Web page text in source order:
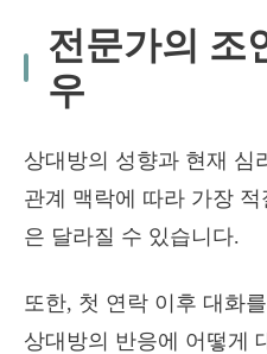
전문가의 조
우
상대방의 성향과 현재 심
관계 맥락에 따라 가장
은 달라질 수 있습니다.
또한, 첫 연락 이후 대화
상대방의 반응에 어떻게